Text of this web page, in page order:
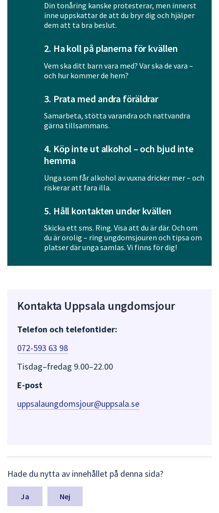
Din tonåring kanske protesterar, men innerst
inne uppskattar de att du bryr dig och hjälper
dem att ta bra beslut.
2. Ha koll på planerna för kvällen
Vem ska ditt barn vara med? Var ska de vara –
och hur kommer de hem?
3. Prata med andra föräldrar
Samarbeta, stötta varandra och nattvandra
gärna tillsammans.
4. Köp inte ut alkohol – och bjud inte
hemma
Unga som får alkohol av vuxna dricker mer – och
riskerar att fara illa.
5. Håll kontakten under kvällen
Skicka ett sms. Ring. Visa att du är där. Och om
du är orolig – ring ungdomsjouren och tipsa om
platser där unga samlas. Vi finns för dig!
Kontakta Uppsala ungdomsjour
Telefon och telefontider:
072-593 63 98
Tisdag–fredag 9.00–22.00
E-post
uppsalaungdomsjour@uppsala.se
ä
m
a
Hade du nytta av innehållet på denna sida?
Nej